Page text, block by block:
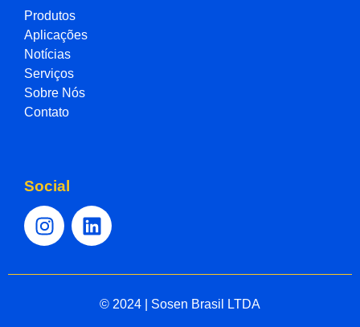
Produtos
Aplicações
Notícias
Serviços
Sobre Nós
Contato
Social
© 2024 | Sosen Brasil LTDA